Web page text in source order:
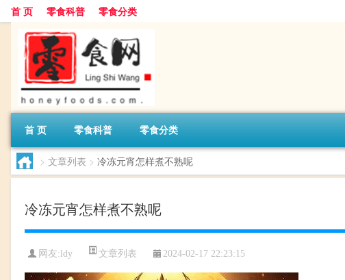
首 页 零食科普 零食分类
首 页 零食科普 零食分类
> 文章列表 > 冷冻元宵怎样煮不熟呢
冷冻元宵怎样煮不熟呢
网友: ldy 文章列表 2024-02-17 22:23:15